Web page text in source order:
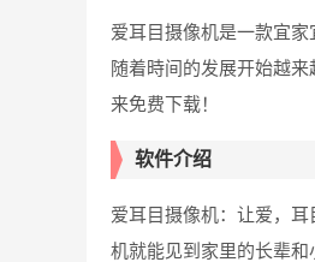
爱耳目摄像机是一款宜
随着時间的发展开始越
来免费下载！
软件介绍
爱耳目摄像机：让爱，
机就能见到家里的长辈